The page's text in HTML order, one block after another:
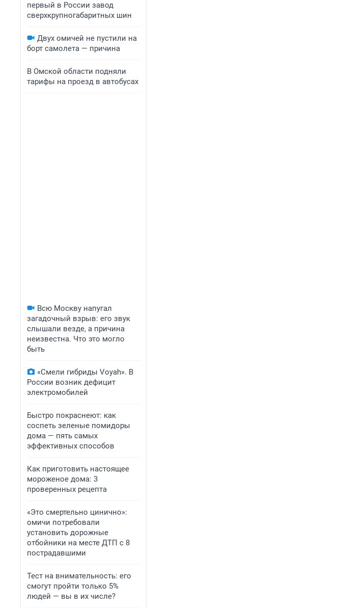
первый в России завод
сверхкрупногабаритных шин
Двух омичей не пустили на
борт самолета — причина
В Омской области подняли
тарифы на проезд в автобусах
Всю Москву напугал
загадочный взрыв: его звук
слышали везде, а причина
неизвестна. Что это могло
быть
«Смели гибриды Voyah». В
России возник дефицит
электромобилей
Быстро покраснеют: как
соспеть зеленые помидоры
дома — пять самых
эффективных способов
Как приготовить настоящее
мороженое дома: 3
проверенных рецепта
«Это смертельно цинично»:
омичи потребовали
установить дорожные
отбойники на месте ДТП с 8
пострадавшими
Тест на внимательность: его
смогут пройти только 5%
людей — вы в их числе?